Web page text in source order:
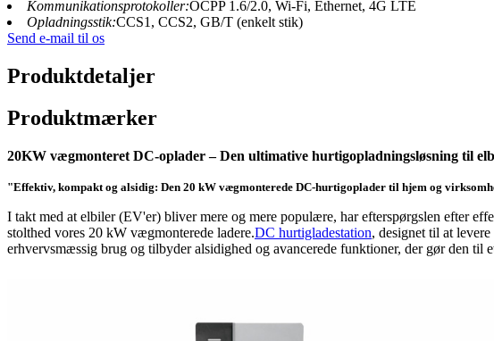
Kommunikationsprotokoller:OCPP 1.6/2.0, Wi-Fi, Ethernet, 4G LTE
Opladningsstik:CCS1, CCS2, GB/T (enkelt stik)
Send e-mail til os
Produktdetaljer
Produktmærker
20KW vægmonteret DC-oplader – Den ultimative hurtigopladningsløsning til
"Effektiv, kompakt og alsidig: Den 20 kW vægmonterede DC-hurtigoplader til hjem og
I takt med at elbiler (EV'er) bliver mere og mere populære, har efterspørgslen efter
stolthed vores 20 kW vægmonterede ladere.DC hurtigladestation, designet til at
erhvervsmæssig brug og tilbyder alsidighed og avancerede funktioner, der gør den til